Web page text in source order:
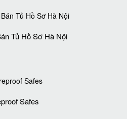
Tủ Hồ Sơ Hà Nội
Safes